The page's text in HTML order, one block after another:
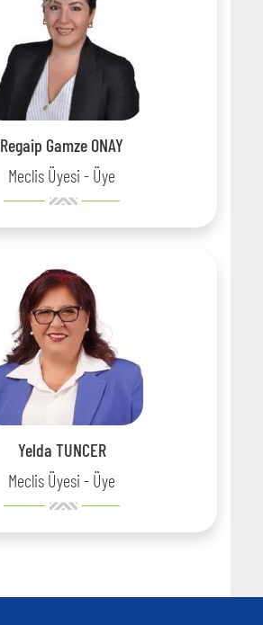
Regaip Gamze ONAY
Meclis Üyesi - Üye
Yelda TUNCER
Meclis Üyesi - Üye